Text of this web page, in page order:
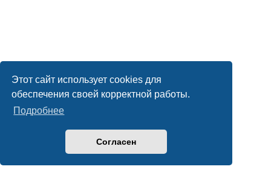
Этот сайт использует cookies для
обеспечения своей корректной работы.
Подробнее
Согласен